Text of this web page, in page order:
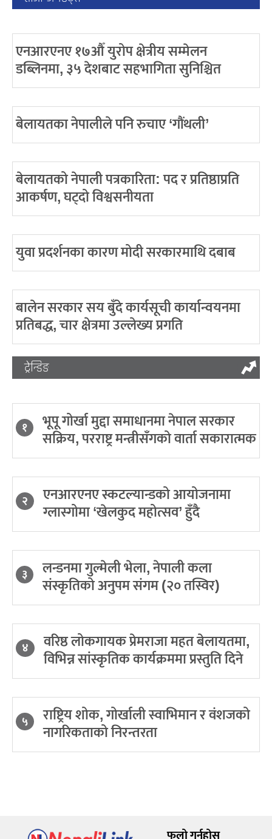
एनआरएनए १७औँ युरोप क्षेत्रीय सम्मेलन
डब्लिनमा, ३५ देशबाट सहभागिता सुनिश्चित
बेलायतका नेपालीले पनि रुचाए ‘गौंथली’
बेलायतको नेपाली पत्रकारिता: पद र प्रतिष्ठाप्रति
आकर्षण, घट्दो विश्वसनीयता
युवा प्रदर्शनका कारण मोदी सरकारमाथि दबाब
बालेन सरकार सय बुँदे कार्यसूची कार्यान्वयनमा
प्रतिबद्ध, चार क्षेत्रमा उल्लेख्य प्रगति
ट्रेन्डिङ
१ भूपू गोर्खा मुद्दा समाधानमा नेपाल सरकार
सक्रिय, परराष्ट्र मन्त्रीसँगको वार्ता सकारात्मक
२ एनआरएनए स्कटल्यान्डको आयोजनामा
ग्लास्गोमा ‘खेलकुद महोत्सव’ हुँदै
३ लन्डनमा गुल्मेली भेला, नेपाली कला
संस्कृतिको अनुपम संगम (२० तस्विर)
४ वरिष्ठ लोकगायक प्रेमराजा महत बेलायतमा,
विभिन्न सांस्कृतिक कार्यक्रममा प्रस्तुति दिने
५ राष्ट्रिय शोक, गोर्खाली स्वाभिमान र वंशजको
नागरिकताको निरन्तरता